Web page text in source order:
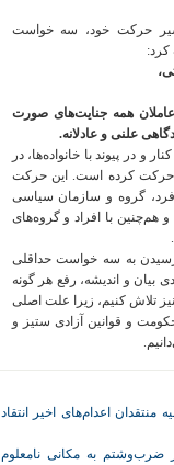
حرکت خود، سه خواست
همه جنایت‌های صورت
علنی و عادلانه.
و در پیوند با خانواده‌ها، در
حرکت کرده است. این حرکت
فرد، گروه و سازمان سیاسی
هم‌چنین با افراد و گروه‌های
رسیدن به سه خواست حداقلی
بیان و اندیشه، رفع هر گونه
نیز تلاش کنیم، زیرا علت اصلی
و قوانین آزادی ستیز و
منتقدان اعدام‌های اخیر انتقاد
به مکانی نامعلوم